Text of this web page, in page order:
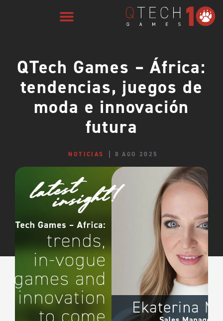
QTech Games – África:
tendencias, juegos de
moda e innovación
futura
NOTICIAS 8 AGO 2025